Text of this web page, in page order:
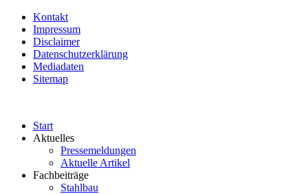
Kontakt
Impressum
Disclaimer
Datenschutzerklärung
Mediadaten
Sitemap
Start
Aktuelles
Pressemeldungen
Aktuelle Artikel
Fachbeiträge
Stahlbau